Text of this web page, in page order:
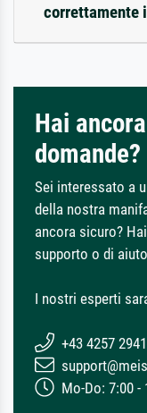
correttamente
Hai ancora
domande?
Sei interessato a
della nostra
ancora sicuro?
supporto o di
I nostri esperti
+43 4257
Mo-Do: 7:00 -